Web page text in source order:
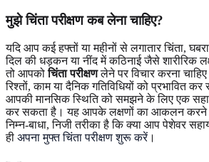
मुझे चिंता परीक्षण कब लेना चाहिए?
यदि आप कई हफ्तों या महीनों से लगातार चिंता,
दिल की धड़कन या नींद में कठिनाई जैसे शारीरिक
तो आपकोचिंता परीक्षणलेने पर विचार करना
रिश्तों, काम या दैनिक गतिविधियों को प्रभावित कर
आपकी मानसिक स्थिति को समझने के लिए एक
कर सकता है। यह आपके लक्षणों का आकलन
निम्न-बाधा, निजी तरीका है कि क्या आप पेशेवर
ही अपना मुफ्त चिंता परीक्षण शुरू करें।